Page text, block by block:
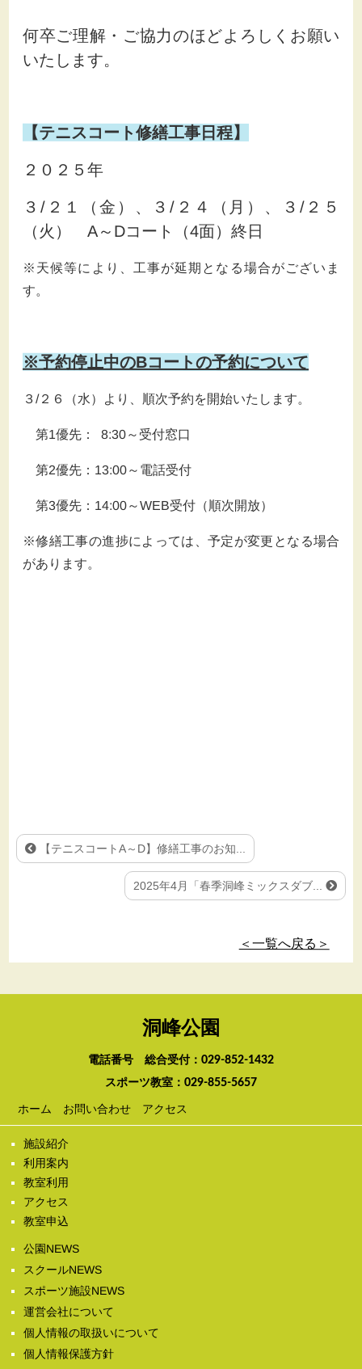
何卒ご理解・ご協力のほどよろしくお願い
いたします。
【テニスコート修繕工事日程】
２０２５年
３/２１（金）、３/２４（月）、３/２５
（火） A～Dコート（4面）終日
※天候等により、工事が延期となる場合がございま
す。
※予約停止中のBコートの予約について
３/２６（水）より、順次予約を開始いたします。
第1優先： 8:30～受付窓口
第2優先：13:00～電話受付
第3優先：14:00～WEB受付（順次開放）
※修繕工事の進捗によっては、予定が変更となる場合
があります。
【テニスコートA～D】修繕工事のお知...
2025年4月「春季洞峰ミックスダブ...
＜一覧へ戻る＞
洞峰公園
電話番号 総合受付： 029-852-1432
スポーツ教室： 029-855-5657
ホーム お問い合わせ アクセス
施設紹介
利用案内
教室利用
アクセス
教室申込
公園NEWS
スクールNEWS
スポーツ施設NEWS
運営会社について
個人情報の取扱いについて
個人情報保護方針